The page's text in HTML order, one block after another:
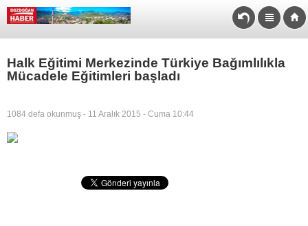
Halk Eğitimi Merkezinde Türkiye Bağımlılıkla
Mücadele Eğitimleri başladı
1084 defa okunmuş - 11 Aralık 2015 - Cuma 10:44